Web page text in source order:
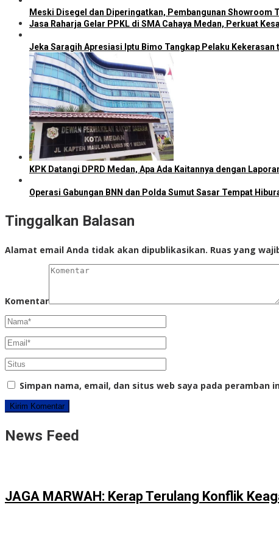
Meski Disegel dan Diperingatkan, Pembangunan Showroom
Jasa Raharja Gelar PPKL di SMA Cahaya Medan, Perkuat
Jeka Saragih Apresiasi Iptu Bimo Tangkap Pelaku
KPK Datangi DPRD Medan, Apa Ada Kaitannya dengan
Operasi Gabungan BNN dan Polda Sumut Sasar Tempat
Tinggalkan Balasan
Alamat email Anda tidak akan dipublikasikan. Ruas yang
Komentar
Simpan nama, email, dan situs web saya pada
News Feed
JAGA MARWAH: Kerap Terulang Konflik